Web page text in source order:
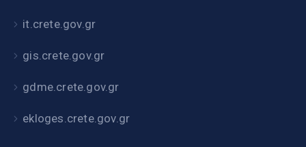
it.crete.gov.gr
gis.crete.gov.gr
gdme.crete.gov.gr
ekloges.crete.gov.gr